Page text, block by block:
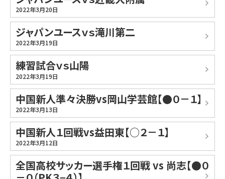
2022年3月20日
ジャパンユースｖｓ滝川第二
2022年3月19日
練習試合ｖｓ山陽
2022年3月19日
中国新人準々決勝vs岡山学芸館【●０－１】
2022年3月13日
中国新人１回戦vs益田東【○２－１】
2022年3月12日
全国高校サッカー選手権１回戦 vs 尚志【●０